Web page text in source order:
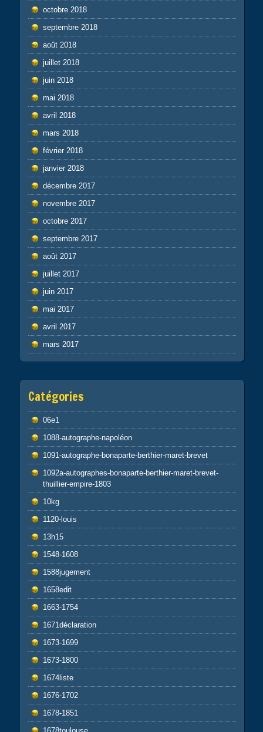
octobre 2018
septembre 2018
août 2018
juillet 2018
juin 2018
mai 2018
avril 2018
mars 2018
février 2018
janvier 2018
décembre 2017
novembre 2017
octobre 2017
septembre 2017
août 2017
juillet 2017
juin 2017
mai 2017
avril 2017
mars 2017
Catégories
06e1
1088-autographe-napoléon
1091-autographe-bonaparte-berthier-maret-brevet
1092a-autographes-bonaparte-berthier-maret-brevet-
thuillier-empire-1803
10kg
1120-louis
13h15
1548-1608
1588jugement
1658edit
1663-1754
1671déclaration
1673-1699
1673-1800
1674liste
1676-1702
1678-1851
1678toulouse